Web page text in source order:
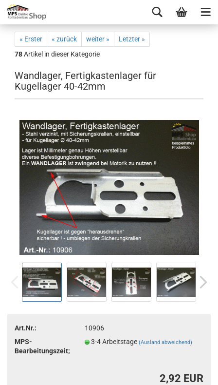
« Erster « zurück weiter »
Letzter »
78Artikel in dieser Kategorie
Wandlager, Fertigkastenlager für
Kugellager 40-42mm
Art.Nr.:
10906
MPS-
Bearbeitungszeit;
3-4 Arbeitstage(Ausland abweichend)
2,92 EUR